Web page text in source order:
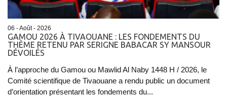
06 - Août - 2026
GAMOU 2026 À TIVAOUANE : LES FONDEMENTS DU
THÈME RETENU PAR SERIGNE BABACAR SY MANSOUR
DÉVOILÉS
À l’approche du Gamou ou Mawlid Al Naby 1448 H / 2026, le
Comité scientifique de Tivaouane a rendu public un document
d’orientation présentant les fondements du...